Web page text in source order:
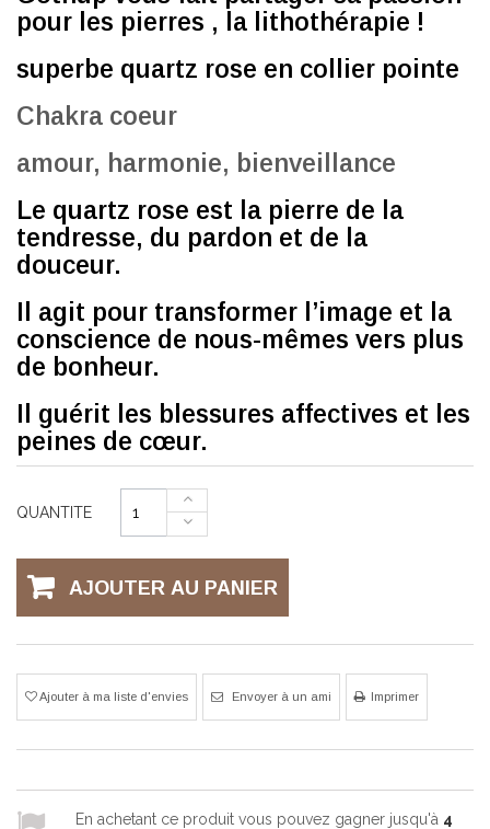
pour les pierres , la lithothérapie !
superbe quartz rose en collier pointe
Chakra coeur
amour, harmonie, bienveillance
Le quartz rose est la pierre de la
tendresse, du pardon et de la
douceur.
Il agit pour transformer l’image et la
conscience de nous-mêmes vers plus
de bonheur.
Il guérit les blessures affectives et les
peines de cœur.
QUANTITE
AJOUTER AU PANIER
Ajouter à ma liste d'envies Envoyer à un ami Imprimer
En achetant ce produit vous pouvez gagner jusqu'à 4